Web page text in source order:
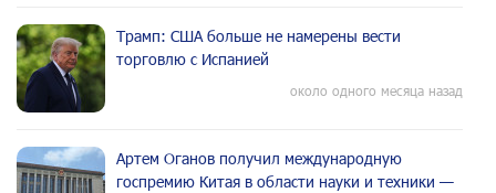
Трамп: США больше не намерены вести
торговлю с Испанией
около одного месяца назад
Артем Оганов получил международную
госпремию Китая в области науки и техники —